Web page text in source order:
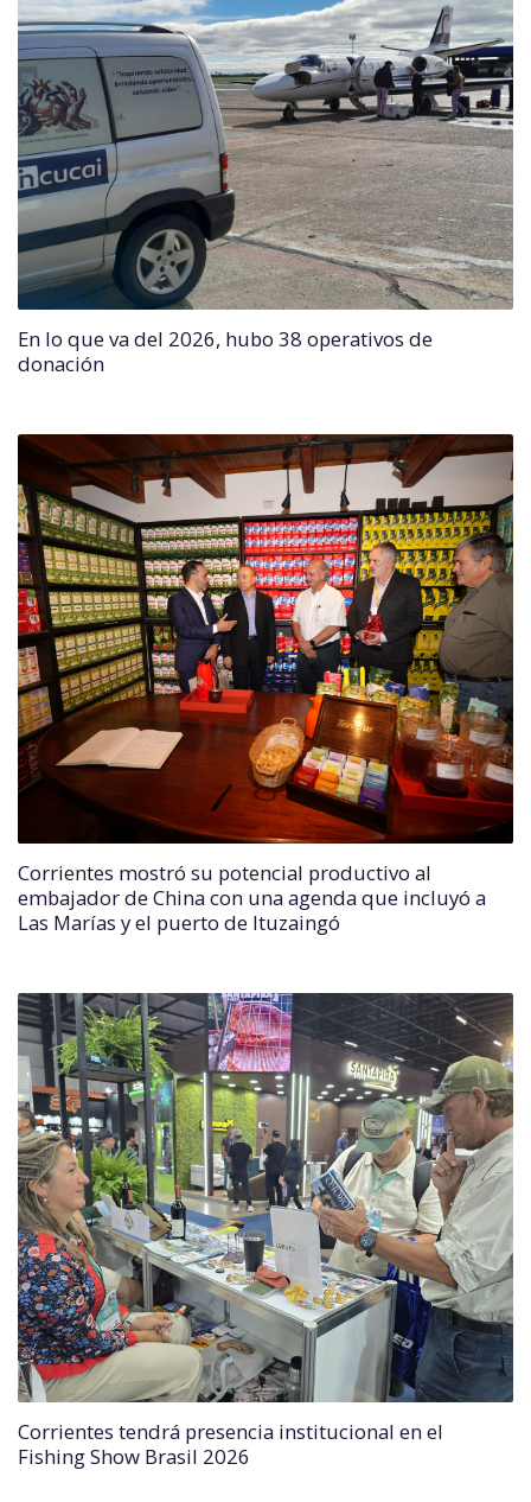
En lo que va del 2026, hubo 38 operativos de
donación
Corrientes mostró su potencial productivo al
embajador de China con una agenda que incluyó a
Las Marías y el puerto de Ituzaingó
Corrientes tendrá presencia institucional en el
Fishing Show Brasil 2026